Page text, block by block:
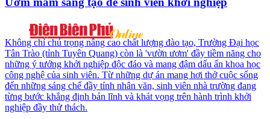
Không chỉ chú trọng nâng cao chất lượng đào tạo, Trường Đại học
Tân Trào (tỉnh Tuyên Quang) còn là 'vườn ươm' đầy tiềm năng cho
những ý tưởng khởi nghiệp độc đáo và mang đậm dấu ấn khoa học
công nghệ của sinh viên. Từ những dự án mang hơi thở cuộc sống
đến những sáng chế đầy tính nhân văn, sinh viên nhà trường đang
từng bước khẳng định bản lĩnh và khát vọng trên hành trình khởi
nghiệp đầy thử thách.